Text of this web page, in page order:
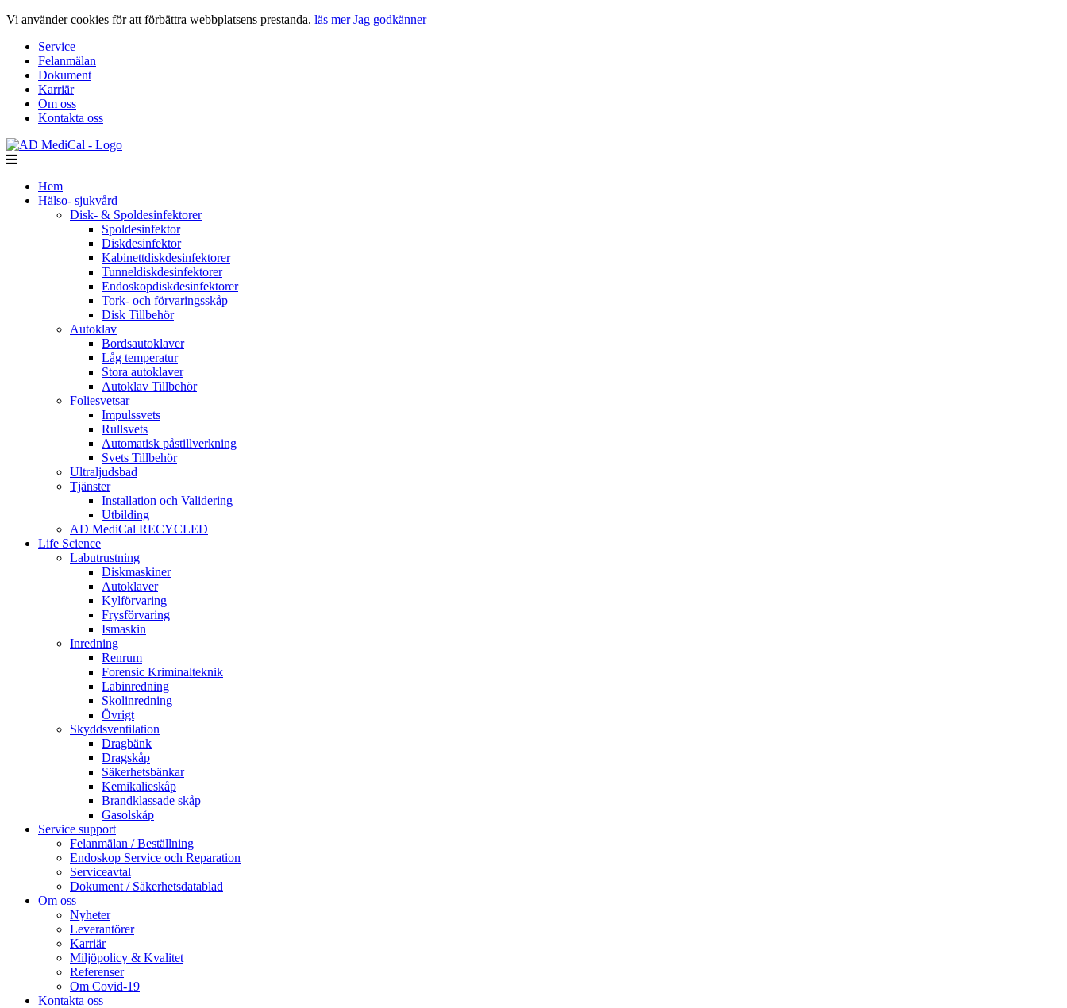
Vi använder cookies för att förbättra webbplatsens prestanda. läs mer Jag godkänner
Service
Felanmälan
Dokument
Karriär
Om oss
Kontakta oss
Hem
Hälso- sjukvård
Disk- & Spoldesinfektorer
Spoldesinfektor
Diskdesinfektor
Kabinettdiskdesinfektorer
Tunneldiskdesinfektorer
Endoskopdiskdesinfektorer
Tork- och förvaringsskåp
Disk Tillbehör
Autoklav
Bordsautoklaver
Låg temperatur
Stora autoklaver
Autoklav Tillbehör
Foliesvetsar
Impulssvets
Rullsvets
Automatisk påstillverkning
Svets Tillbehör
Ultraljudsbad
Tjänster
Installation och Validering
Utbilding
AD MediCal RECYCLED
Life Science
Labutrustning
Diskmaskiner
Autoklaver
Kylförvaring
Frysförvaring
Ismaskin
Inredning
Renrum
Forensic Kriminalteknik
Labinredning
Skolinredning
Övrigt
Skyddsventilation
Dragbänk
Dragskåp
Säkerhetsbänkar
Kemikalieskåp
Brandklassade skåp
Gasolskåp
Service support
Felanmälan / Beställning
Endoskop Service och Reparation
Serviceavtal
Dokument / Säkerhetsdatablad
Om oss
Nyheter
Leverantörer
Karriär
Miljöpolicy & Kvalitet
Referenser
Om Covid-19
Kontakta oss